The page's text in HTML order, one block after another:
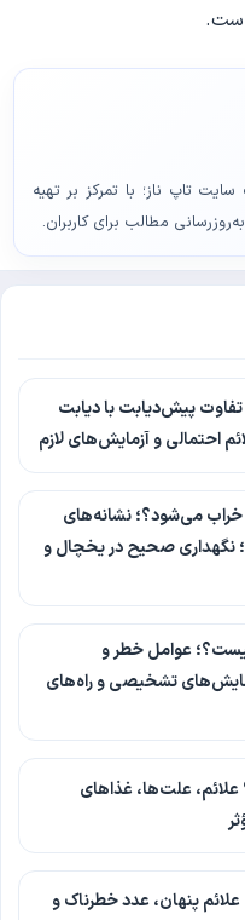
تاپ ناز؛ با تمرکز بر تهیه
مطالب برای کاربران.
پیش‌دیابت با دیابت
احتمالی و آزمایش‌های لازم
خراب می‌شود؟؛ نشانه‌های
نگهداری صحیح در یخچال و
عوامل خطر و
تشخیصی و راه‌های
علت‌ها، غذاهای
پنهان، عدد خطرناک و